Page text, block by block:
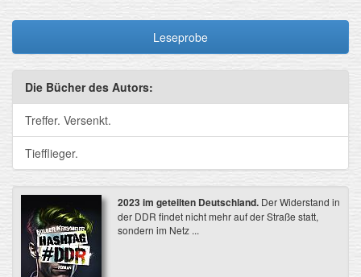
Leseprobe
Die Bücher des Autors:
Treffer. Versenkt.
Tiefflieger.
2023 im geteilten Deutschland.Der Widerstand in
der DDR findet nicht mehr auf der Straße statt,
sondern im Netz ...